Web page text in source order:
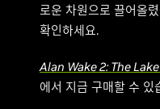
로운 차원으로 끌어올
확인하세요.
Alan Wake 2: The
에서 지금 구매할 수 있